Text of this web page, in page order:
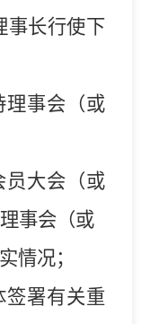
事长行使下
理事会（或
员大会（或
事会（或
情况；
签署有关重